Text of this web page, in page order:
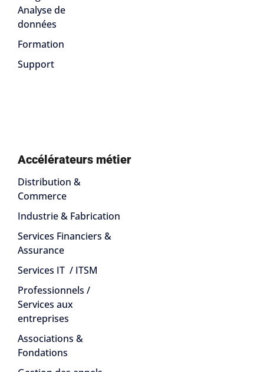
Analyse de
données
Formation
Support
Accélérateurs métier
Distribution &
Commerce
Industrie & Fabrication
Services Financiers &
Assurance
Services IT / ITSM
Professionnels /
Services aux
entreprises
Associations &
Fondations